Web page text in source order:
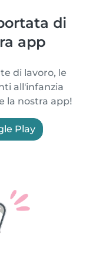
di
app
di lavoro, le
all'infanzia
la nostra app!
Play